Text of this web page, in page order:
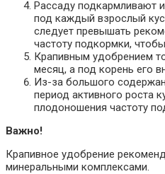
Рассаду подкармливают
под каждый взрослый
следует превышать
частоту подкормки,
Крапивным удобрением
месяц, а под корень его
Из-за большого
период активного роста
плодоношения частоту
Важно!
Крапивное удобрение
минеральными комплексами.